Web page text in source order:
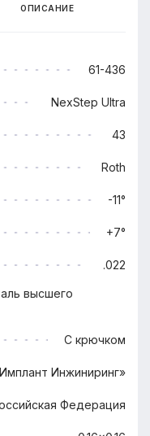
ОПИСАНИЕ
61-436
NexStep Ultra
43
Roth
-11°
+7°
.022
высшего
С крючком
Инжиниринг»
Федерация